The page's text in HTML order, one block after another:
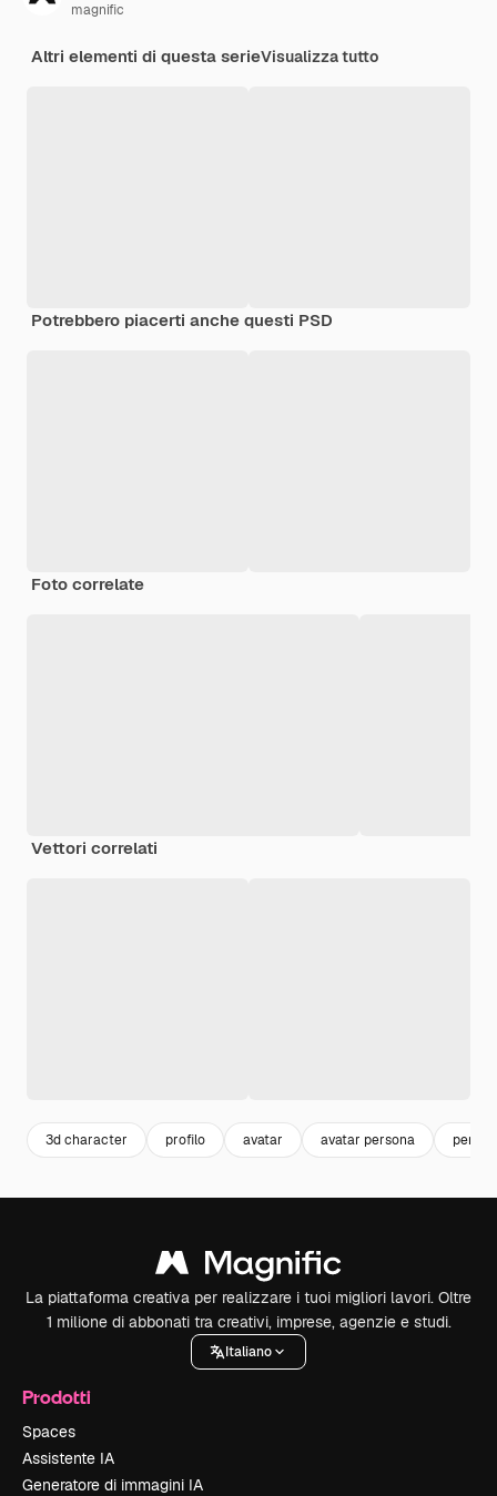
magnific
Altri elementi di questa serieVisualizza tutto
Potrebbero piacerti anche questi PSD
Foto correlate
Vettori correlati
3d character profilo avatar avatar persona
La piattaforma creativa per realizzare i tuoi migliori lavori. Oltre
1 milione di abbonati tra creativi, imprese, agenzie e studi.
Italiano
Prodotti
Spaces
Assistente IA
Generatore di immagini IA